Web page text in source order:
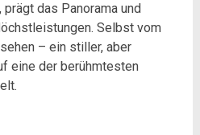
das Panorama und
Selbst vom
– ein stiller, aber
eine der berühmtesten